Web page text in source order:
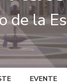
de la
EVENTE